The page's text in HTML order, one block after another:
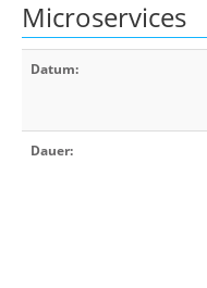
Microservices
Datum:
Dauer: